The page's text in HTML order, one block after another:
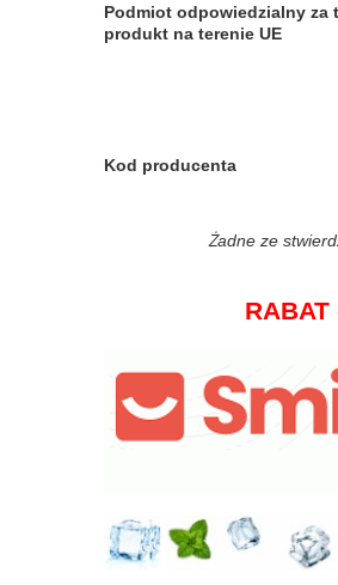
Podmiot odpowiedzialny za
produkt na terenie UE
Kod producenta
Żadne ze
RABAT